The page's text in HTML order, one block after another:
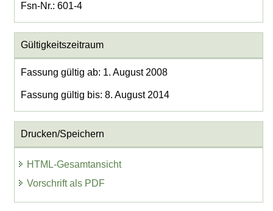
Fsn-Nr.: 601-4
Gültigkeitszeitraum
Fassung gültig ab: 1. August 2008
Fassung gültig bis: 8. August 2014
Drucken/Speichern
HTML-Gesamtansicht
Vorschrift als PDF